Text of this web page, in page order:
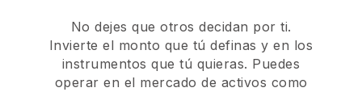
No dejes que otros decidan por ti.
Invierte el monto que tú definas y en los
instrumentos que tú quieras. Puedes
operar en el mercado de activos como